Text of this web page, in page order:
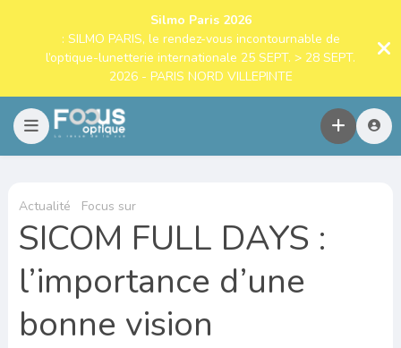
Silmo Paris 2026
: SILMO PARIS, le rendez-vous incontournable de
l’optique-lunetterie internationale 25 SEPT. > 28 SEPT.
2026 - PARIS NORD VILLEPINTE
Actualité Focus sur
SICOM FULL DAYS :
l’importance d’une
bonne vision